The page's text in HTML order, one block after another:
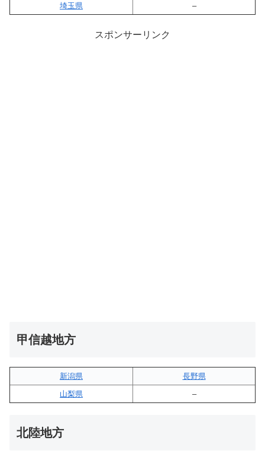
埼玉県
–
スポンサーリンク
甲信越地方
新潟県
長野県
山梨県
–
北陸地方